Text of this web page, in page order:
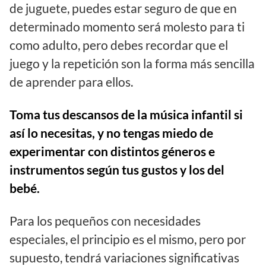
de juguete, puedes estar seguro de que en
determinado momento será molesto para ti
como adulto, pero debes recordar que el
juego y la repetición son la forma más sencilla
de aprender para ellos.
Toma tus descansos de la música infantil si
así lo necesitas, y no tengas miedo de
experimentar con distintos géneros e
instrumentos según tus gustos y los del
bebé.
Para los pequeños con necesidades
especiales, el principio es el mismo, pero por
supuesto, tendrá variaciones significativas